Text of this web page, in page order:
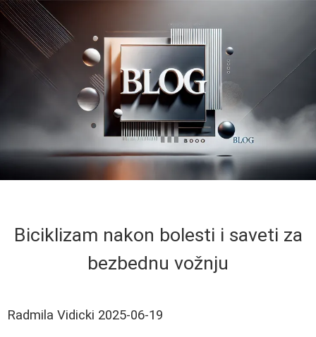
Biciklizam nakon bolesti i saveti za
bezbednu vožnju
Radmila Vidicki 2025-06-19